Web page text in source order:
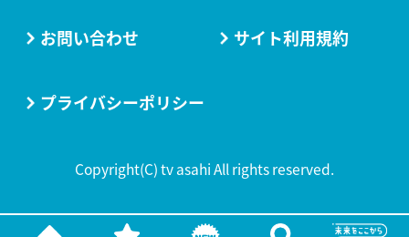
お問い合わせ サイト利用規約
プライバシーポリシー
Copyright(C) tv asahi All rights reserved.